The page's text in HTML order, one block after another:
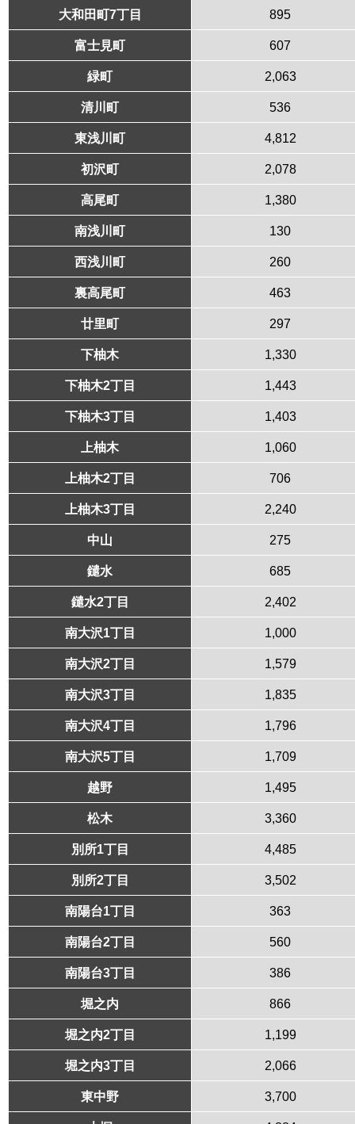
大和田町7丁目 895
富士見町 607
緑町 2,063
清川町 536
東浅川町 4,812
初沢町 2,078
高尾町 1,380
南浅川町 130
西浅川町 260
裏高尾町 463
廿里町 297
下柚木 1,330
下柚木2丁目 1,443
下柚木3丁目 1,403
上柚木 1,060
上柚木2丁目 706
上柚木3丁目 2,240
中山 275
鑓水 685
鑓水2丁目 2,402
南大沢1丁目 1,000
南大沢2丁目 1,579
南大沢3丁目 1,835
南大沢4丁目 1,796
南大沢5丁目 1,709
越野 1,495
松木 3,360
別所1丁目 4,485
別所2丁目 3,502
南陽台1丁目 363
南陽台2丁目 560
南陽台3丁目 386
堀之内 866
堀之内2丁目 1,199
堀之内3丁目 2,066
東中野 3,700